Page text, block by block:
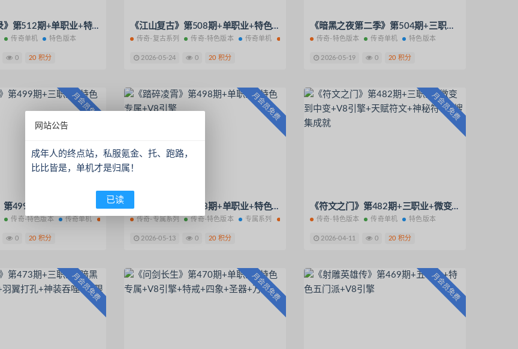
《问卷回忆录》第512期+单职业+特色版本+V8引擎+天赋+图鉴+配饰
传奇单机 特色版本
0 20 积分
《江山复古》第508期+单职业+特色复古+V8引擎+书经+时装炼魂+装备祭炼+镶嵌
传奇-复古系列 传奇-特色版本 传奇单机 复古系列
2026-05-24 0 20 积分
《暗黑之夜第二季》第504期+三职业+宝藏与冒险暗黑+V8引擎+武器打孔+世界大陆+暗黑鉴定
传奇-特色版本 传奇单机 特色版本
2026-05-19 0 20 积分
月会员免费
《青叶飞鸿》第499期+三职业+特色复古+V8引擎
传奇-特色版本 传奇单机 复古系列 特色版本
0 20 积分
月会员免费
《踏碎凌霄》第498期+单职业+特色专属+V8引擎
传奇-专属系列 传奇-特色版本 专属系列 传奇单机 特色版本
2026-05-13 0 20 积分
月会员免费
《符文之门》第482期+三职业+微变到中变+V8引擎+天赋符文+神秘符语+搜集成就
传奇-特色版本 传奇单机 特色版本
2026-04-11 0 20 积分
月会员免费 月会员免费 月会员免费
网站公告
成年人的终点站，私服氪金、托、跑路，
比比皆是，单机才是归属！
已读